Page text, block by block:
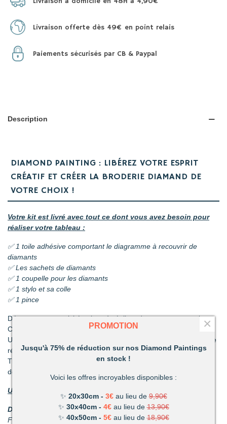
Livraison offerte dès 49€ en point relais
Paiements sécurisés par CB & Paypal
Description
DIAMOND PAINTING : LIBÉREZ VOTRE ESPRIT
CRÉATIF ET CRÉER LA BRODERIE DIAMAND DE
VOTRE CHOIX !
Votre kit est livré avec tout ce dont vous avez besoin pour
réaliser votre tableau :
✅ 1 toile adhésive comportant le diagramme à recouvrir de
diamants
✅ Les sachets de diamants
✅ 1 coupelle pour les diamants
✅ 1 stylo et sa colle
✅ 1 pince
Découvrez une activité unique à réaliser de ses propres mains.
C’est ludique, amusant et les résultats en valent la peine !
Un mélange de patience et de technique qui vous permettront de
réaliser de superbes tableaux.
Très vite vous vous apercevrez combien votre réalisation vous
deviendra précieuse.
Un loisir unique offrant de nombreux avantages :
Détente et relaxation :La vie peut parfois être stressante.
Faites disparaître les tensions en divergeant votre attention du
PROMOTION
Jusqu'à 75% de réduction sur nos Diamond Paintings
en stock !
Voici les offres incroyables disponibles :
✨ 20x30cm - 3€au lieu de9,90€
✨ 30x40cm - 4€ au lieu de 13,90€
✨ 40x50cm - 5€ au lieu de18,90€
×